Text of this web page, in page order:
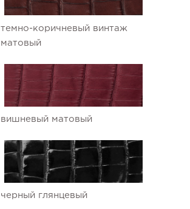
темно-коричневый винтаж
матовый
вишневый матовый
черный глянцевый